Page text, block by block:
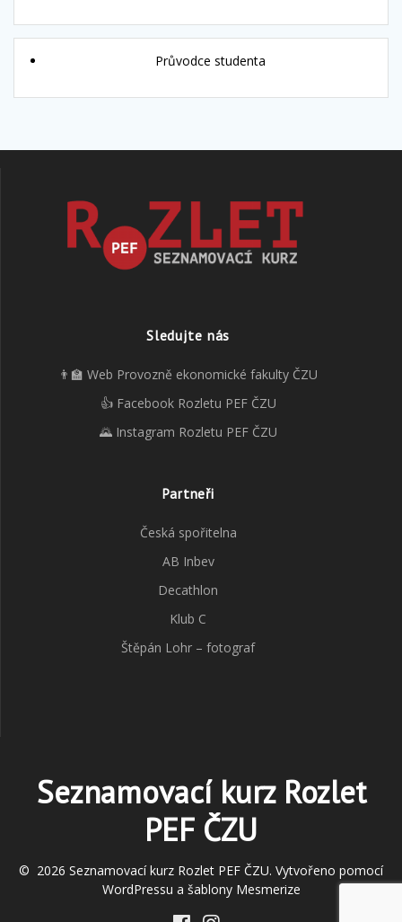
Průvodce studenta
Sledujte nás
👨‍🏫 Web Provozně ekonomické fakulty ČZU
👍 Facebook Rozletu PEF ČZU
🌄 Instagram Rozletu PEF ČZU
Partneři
Česká spořitelna
AB Inbev
Decathlon
Klub C
Štěpán Lohr – fotograf
Seznamovací kurz Rozlet
PEF ČZU
© 2026 Seznamovací kurz Rozlet PEF ČZU. Vytvořeno pomocí
WordPressu a šablony Mesmerize